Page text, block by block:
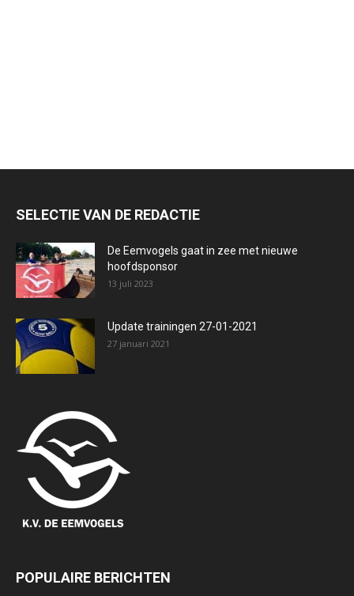
SELECTIE VAN DE REDACTIE
De Eemvogels gaat in zee met nieuwe
hoofdsponsor
13 juli 2023
Update trainingen 27-01-2021
27 januari 2021
POPULAIRE BERICHTEN